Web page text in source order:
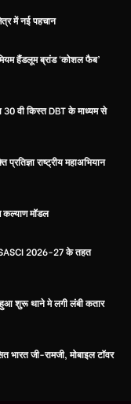
में नई पहचान
हैंडलूम ब्रांड ‘कोशल फैब’
30 वी किस्त DBT के माध्यम से
राष्ट्रीय महाअभियान
कल्याण मॉडल
SASCI 2026-27 के तहत
हुआ शुरू थाने मे लगी लंबी कतार
भारत जी-रामजी, मोबाइल टॉवर